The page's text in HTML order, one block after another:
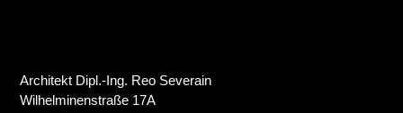
Architekt Dipl.-Ing. Reo Severain
Wilhelminenstraße 17A